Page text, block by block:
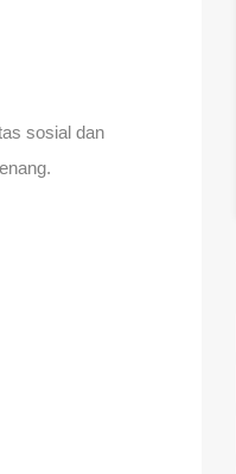
sosial dan